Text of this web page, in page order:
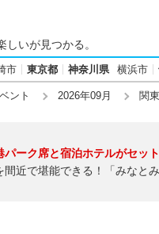
しいが見つかる。
市 東京都 神奈川県 横浜市
ント 2026年09月 関
パーク席と宿泊ホテルがセット
間近で堪能できる！「みなと